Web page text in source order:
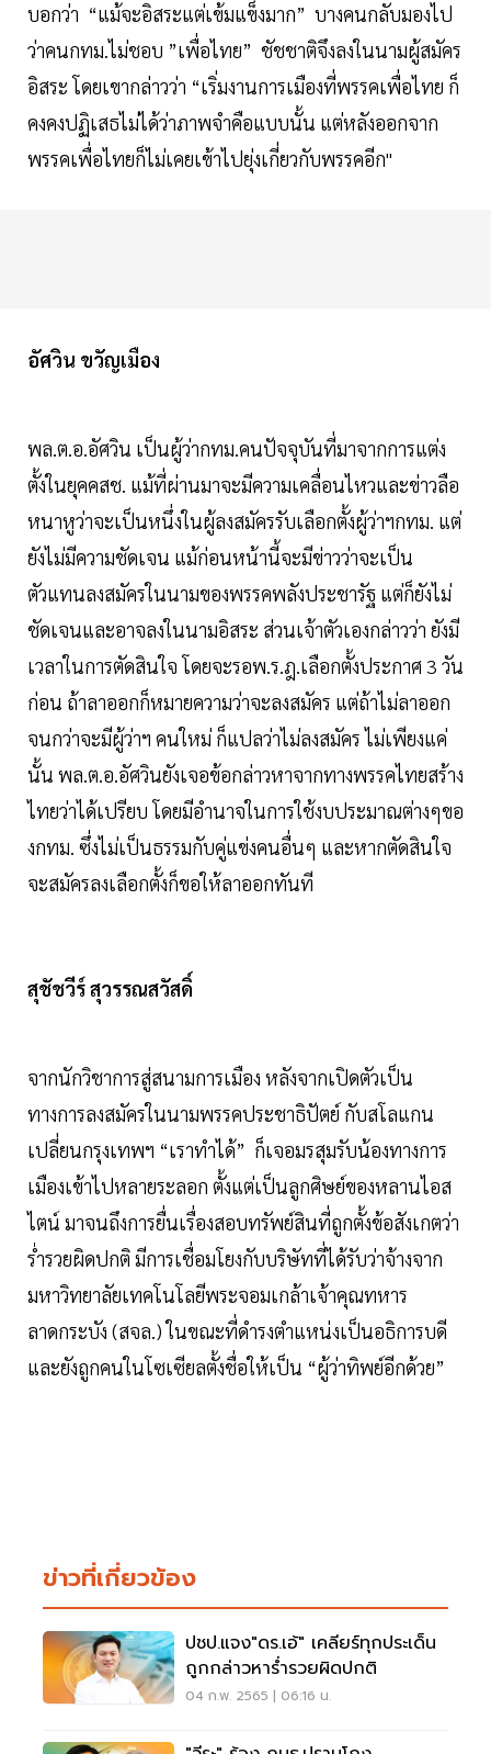
บอกว่า “แม้จะอิสระแต่เข้มแข็งมาก” บางคนกลับมองไป
ว่าคนกทม.ไม่ชอบ ”เพื่อไทย” ชัชชาติจึงลงในนามผู้สมัคร
อิสระ โดยเขากล่าวว่า “เริ่มงานการเมืองที่พรรคเพื่อไทย ก็
คงคงปฏิเสธไม่ได้ว่าภาพจำคือแบบนั้น แต่หลังออกจาก
พรรคเพื่อไทยก็ไม่เคยเข้าไปยุ่งเกี่ยวกับพรรคอีก"
อัศวิน ขวัญเมือง
พล.ต.อ.อัศวิน เป็นผู้ว่ากทม.คนปัจจุบันที่มาจากการแต่ง
ตั้งในยุคคสช. แม้ที่ผ่านมาจะมีความเคลื่อนไหวและข่าวลือ
หนาหูว่าจะเป็นหนึ่งในผู้ลงสมัครรับเลือกตั้งผู้ว่าฯกทม. แต่
ยังไม่มีความชัดเจน แม้ก่อนหน้านี้จะมีข่าวว่าจะเป็น
ตัวแทนลงสมัครในนามของพรรคพลังประชารัฐ แต่ก็ยังไม่
ชัดเจนและอาจลงในนามอิสระ ส่วนเจ้าตัวเองกล่าวว่า ยังมี
เวลาในการตัดสินใจ โดยจะรอพ.ร.ฎ.เลือกตั้งประกาศ 3 วัน
ก่อน ถ้าลาออกก็หมายความว่าจะลงสมัคร แต่ถ้าไม่ลาออก
จนกว่าจะมีผู้ว่าฯ คนใหม่ ก็แปลว่าไม่ลงสมัคร ไม่เพียงแค่
นั้น พล.ต.อ.อัศวินยังเจอข้อกล่าวหาจากทางพรรคไทยสร้าง
ไทยว่าได้เปรียบ โดยมีอำนาจในการใช้งบประมาณต่างๆขอ
งกทม. ซึ่งไม่เป็นธรรมกับคู่แข่งคนอื่นๆ และหากตัดสินใจ
จะสมัครลงเลือกตั้งก็ขอให้ลาออกทันที
สุชัชวีร์ สุวรรณสวัสดิ์
จากนักวิชาการสู่สนามการเมือง หลังจากเปิดตัวเป็น
ทางการลงสมัครในนามพรรคประชาธิปัตย์ กับสโลแกน
เปลี่ยนกรุงเทพฯ “เราทำได้” ก็เจอมรสุมรับน้องทางการ
เมืองเข้าไปหลายระลอก ตั้งแต่เป็นลูกศิษย์ของหลานไอส
ไตน์ มาจนถึงการยื่นเรื่องสอบทรัพย์สินที่ถูกตั้งข้อสังเกตว่า
ร่ำรวยผิดปกติ มีการเชื่อมโยงกับบริษัทที่ได้รับว่าจ้างจาก
มหาวิทยาลัยเทคโนโลยีพระจอมเกล้าเจ้าคุณทหาร
ลาดกระบัง (สจล.) ในขณะที่ดำรงตำแหน่งเป็นอธิการบดี
และยังถูกคนในโซเซียลตั้งชื่อให้เป็น “ผู้ว่าทิพย์อีกด้วย”
ข่าวที่เกี่ยวข้อง
ปชป.แจง"ดร.เอ้" เคลียร์ทุกประเด็น
ถูกกล่าวหาร่ำรวยผิดปกติ
04 ก.พ. 2565 | 06:16 น.